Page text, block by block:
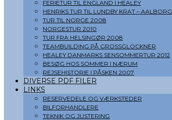
FERIETUR TIL ENGLAND I HEALEY
HENRIKS TUR TIL LUNDBY KRAT – AALBORG
TUR TIL NORGE 2008
NORGESTUR 2010
TUR FRA HELSINGØR 2008
TEAMBUILDING PÅ GROSSGLOCKNER
HEALEY DANMARKS SENSOMMERTUR 2012
BESØG HOS SOMMER I NÆRUM
REJSEHISTORIE I PÅSKEN 2007
DIVERSE PDF FILER
LINKS
RESERVEDELE OG VÆRKSTEDER
BILFORHANDLERE
TEKNIK OG JUSTERING